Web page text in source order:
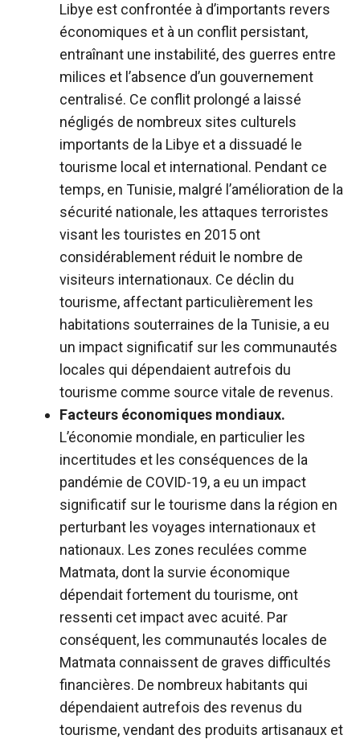
Libye est confrontée à d’importants revers
économiques et à un conflit persistant,
entraînant une instabilité, des guerres entre
milices et l’absence d’un gouvernement
centralisé. Ce conflit prolongé a laissé
négligés de nombreux sites culturels
importants de la Libye et a dissuadé le
tourisme local et international. Pendant ce
temps, en Tunisie, malgré l’amélioration de la
sécurité nationale, les attaques terroristes
visant les touristes en 2015 ont
considérablement réduit le nombre de
visiteurs internationaux. Ce déclin du
tourisme, affectant particulièrement les
habitations souterraines de la Tunisie, a eu
un impact significatif sur les communautés
locales qui dépendaient autrefois du
tourisme comme source vitale de revenus.
Facteurs économiques mondiaux.
L’économie mondiale, en particulier les
incertitudes et les conséquences de la
pandémie de COVID-19, a eu un impact
significatif sur le tourisme dans la région en
perturbant les voyages internationaux et
nationaux. Les zones reculées comme
Matmata, dont la survie économique
dépendait fortement du tourisme, ont
ressenti cet impact avec acuité. Par
conséquent, les communautés locales de
Matmata connaissent de graves difficultés
financières. De nombreux habitants qui
dépendaient autrefois des revenus du
tourisme, vendant des produits artisanaux et